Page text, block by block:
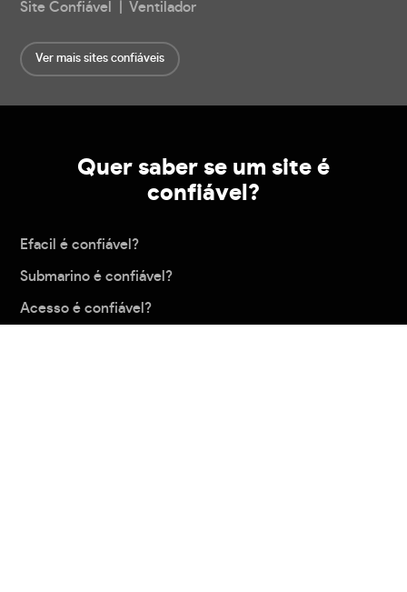
Site Confiável | Ventilador
Ver mais sites confiáveis
Quer saber se um site é
confiável?
Efacil é confiável?
Submarino é confiável?
Acesso é confiável?